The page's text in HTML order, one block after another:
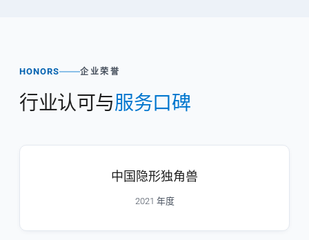
HONORS 企业荣誉
行业认可与服务口碑
中国隐形独角兽
2021 年度